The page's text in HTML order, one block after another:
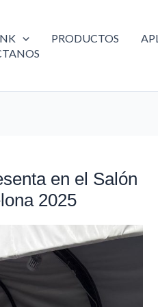
PRODUCTOS
en el Salón
2025